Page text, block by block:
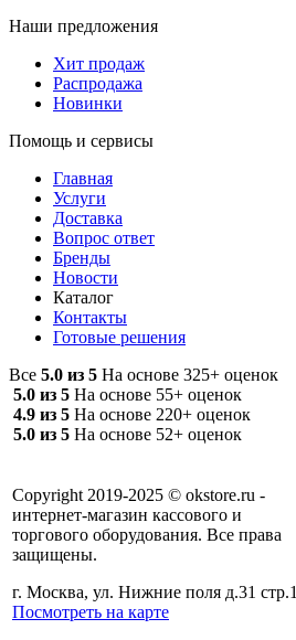
Наши предложения
Хит продаж
Распродажа
Новинки
Помощь и сервисы
Главная
Услуги
Доставка
Вопрос ответ
Бренды
Новости
Каталог
Контакты
Готовые решения
Все 5.0 из 5 На основе 325+ оценок
5.0 из 5 На основе 55+ оценок
4.9 из 5 На основе 220+ оценок
5.0 из 5 На основе 52+ оценок
Copyright 2019-2025 © okstore.ru -
интернет-магазин кассового и
торгового оборудования. Все права
защищены.
г. Москва, ул. Нижние поля д.31 стр.1
Посмотреть на карте